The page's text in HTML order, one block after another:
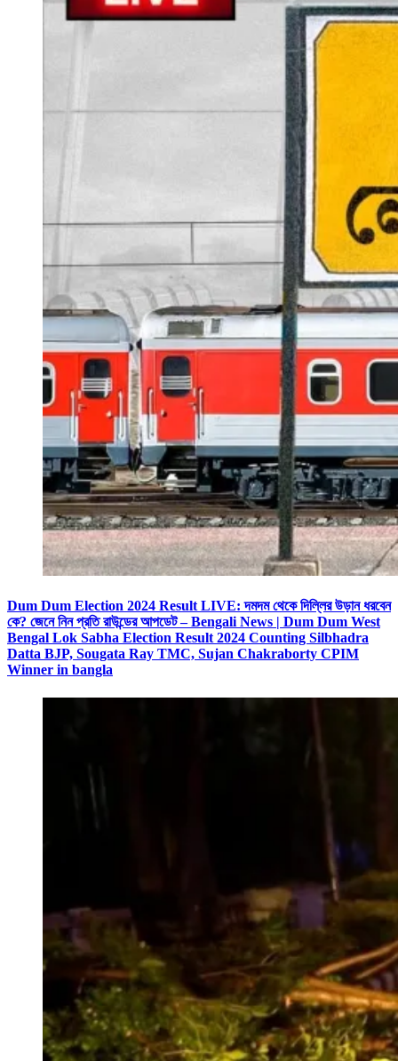
Dum Dum Election 2024 Result LIVE: দমদম থেকে দিল্লির উড়ান ধরবেন
কে? জেনে নিন প্রতি রাউন্ডের আপডেট – Bengali News | Dum Dum West
Bengal Lok Sabha Election Result 2024 Counting Silbhadra
Datta BJP, Sougata Ray TMC, Sujan Chakraborty CPIM
Winner in bangla